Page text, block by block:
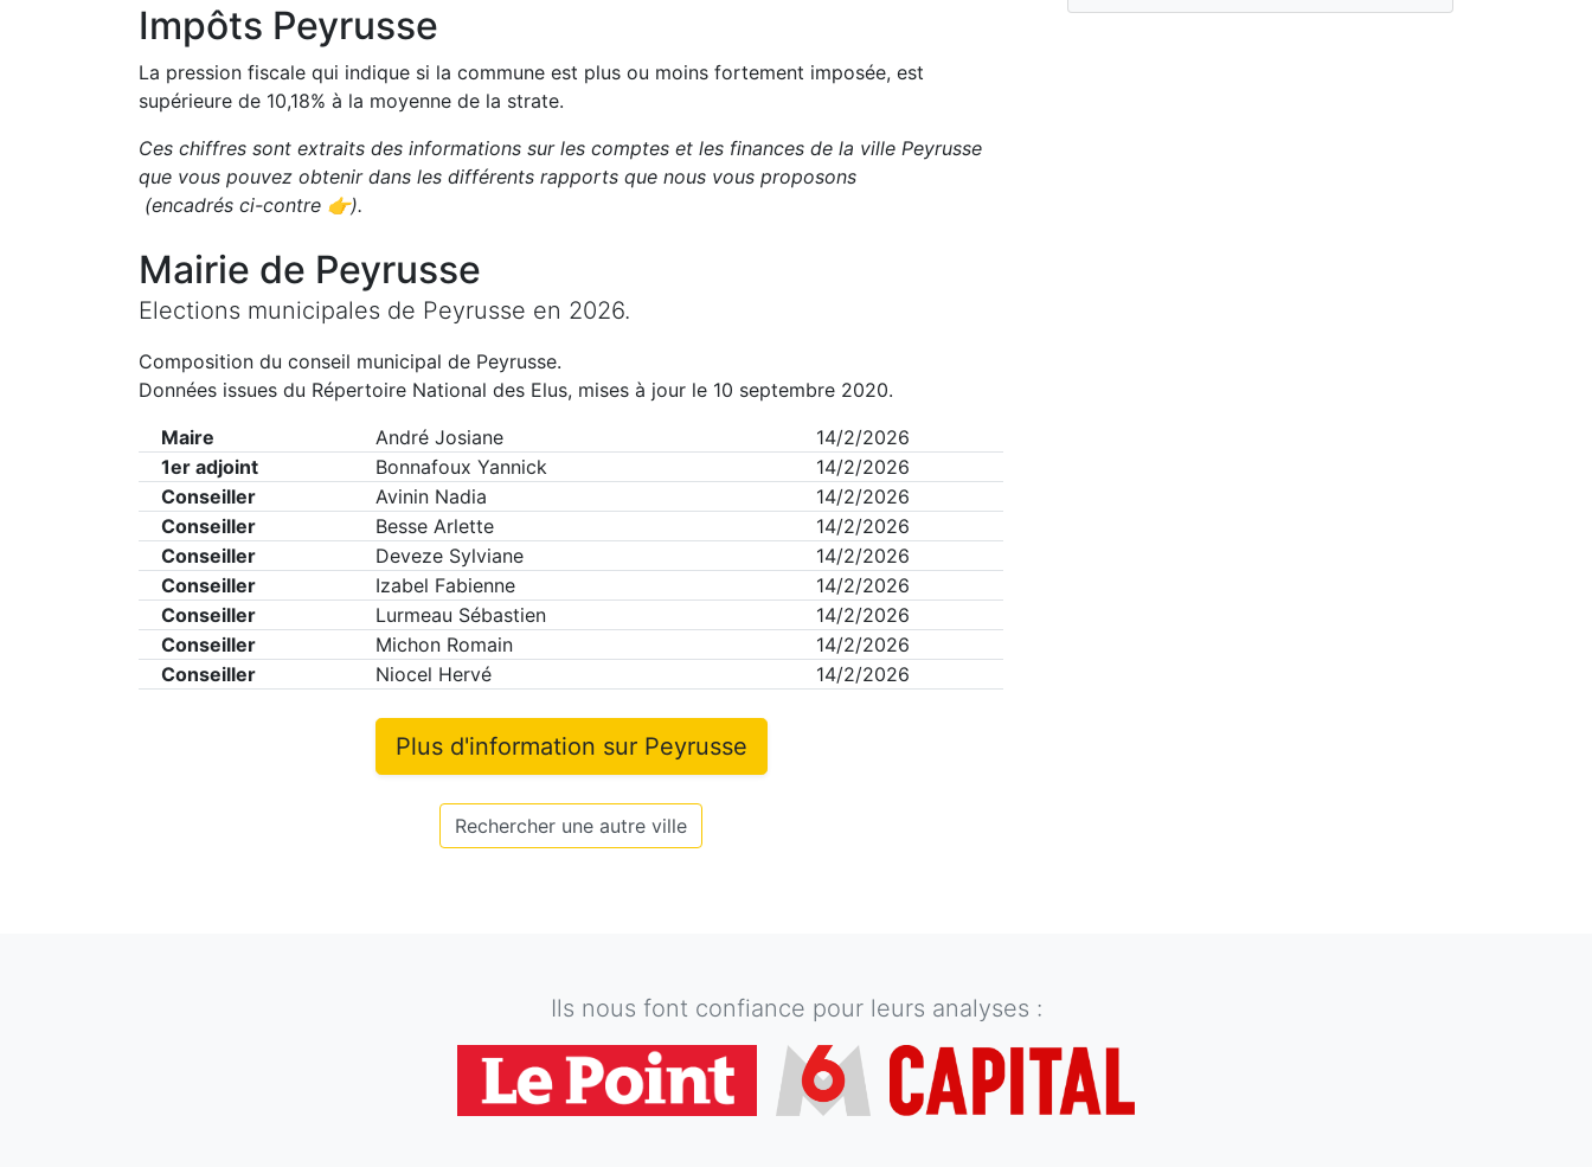
Impôts Peyrusse
La pression fiscale qui indique si la commune est plus ou moins fortement imposée, est
supérieure de 10,18% à la moyenne de la strate.
Ces chiffres sont extraits des informations sur les comptes et les finances de la ville Peyrusse
que vous pouvez obtenir dans les différents rapports que nous vous proposons
(encadrés ci-contre 👉).
Mairie de Peyrusse
Elections municipales de Peyrusse en 2026.
Composition du conseil municipal de Peyrusse.
Données issues du Répertoire National des Elus, mises à jour le 10 septembre 2020.
Maire
André Josiane
14/2/2026
1er adjoint
Bonnafoux Yannick
14/2/2026
Conseiller
Avinin Nadia
14/2/2026
Conseiller
Besse Arlette
14/2/2026
Conseiller
Deveze Sylviane
14/2/2026
Conseiller
Izabel Fabienne
14/2/2026
Conseiller
Lurmeau Sébastien
14/2/2026
Conseiller
Michon Romain
14/2/2026
Conseiller
Niocel Hervé 14/2/2026
Plus d'information sur Peyrusse
Rechercher une autre ville
Ils nous font confiance pour leurs analyses :